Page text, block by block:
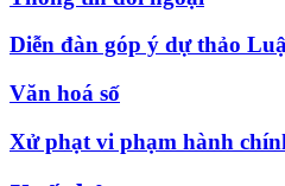
Diễn đàn góp ý dự thảo
Văn hoá số
Xử phạt vi phạm hành